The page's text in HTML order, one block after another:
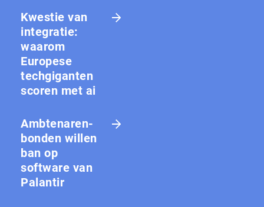
Kwestie van
integratie:
waarom
Europese
techgiganten
scoren met ai
Amb­te­na­ren­
bon­den willen
ban op
software van
Palantir